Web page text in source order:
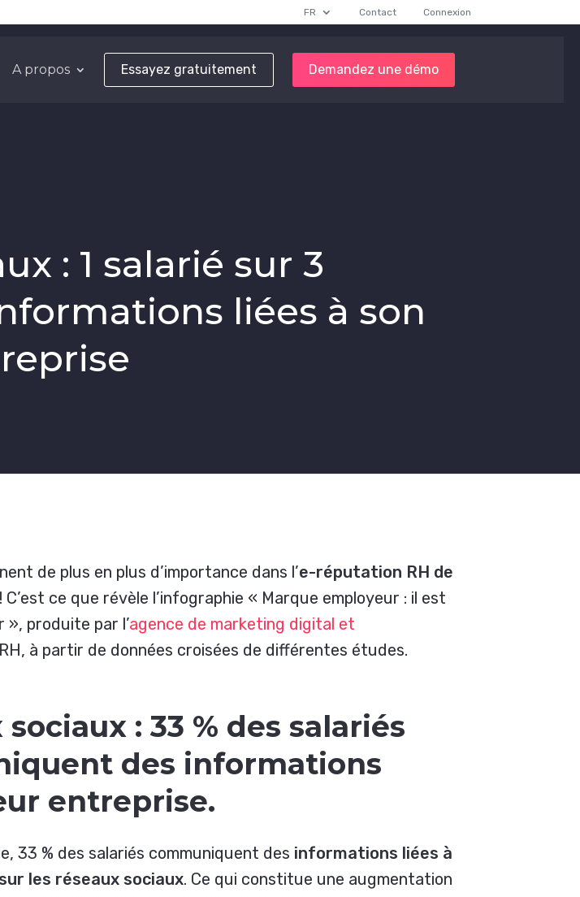
FR Contact Connexion
A propos Essayez gratuitement Demandez une démo
: 1 salarié sur 3
liées à son
de plus en plus d’importance dans l’e-réputation RH de
! C’est ce que révèle l’infographie « Marque employeur : il est
», produite par l’agence de marketing digital et
à partir de données croisées de différentes études.
sociaux : 33 % des salariés
des informations
entreprise.
33 % des salariés communiquent des informations liées à
les réseaux sociaux. Ce qui constitue une augmentation